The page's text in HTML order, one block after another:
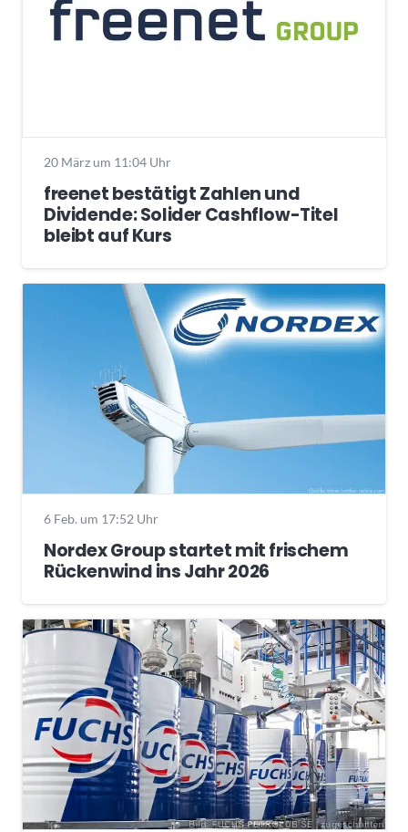
20 März um 11:04 Uhr
freenet bestätigt Zahlen und
Dividende: Solider Cashflow-Titel
bleibt auf Kurs
6 Feb. um 17:52 Uhr
Nordex Group startet mit frischem
Rückenwind ins Jahr 2026